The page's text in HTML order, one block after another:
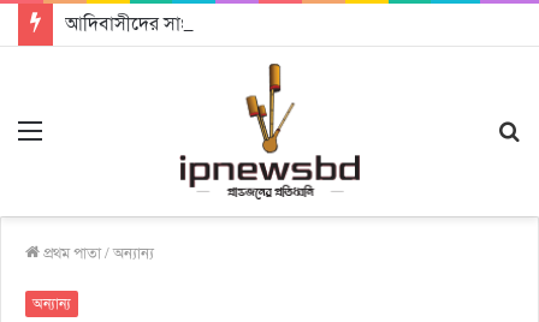
প্রথম পাতা/অন্যান্য
অন্যান্য